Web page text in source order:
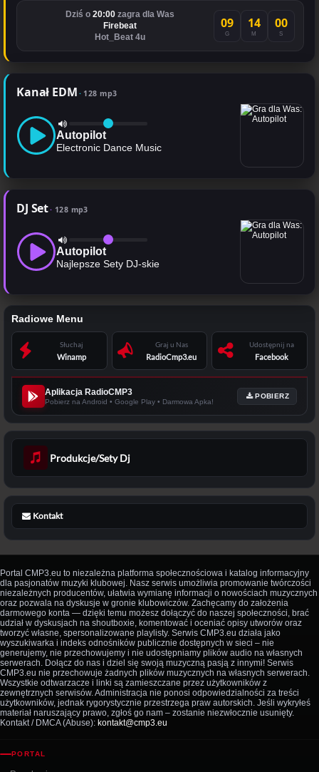
Dziś o 20:00zagra dla Was
Firebeat
Hot_Beat 4u
09
G
14
M
00
S
Kanał EDM 128 mp3
Autopilot
Electronic Dance Music
DJ Set 128 mp3
Autopilot
Najlepsze Sety DJ-skie
Radiowe Menu
Słuchaj
Winamp
Graj u Nas
RadioCmp3.eu
Udostępnij na
Facebook
Aplikacja RadioCMP3
Pobierz na Android • Google Play • Darmowa Apka!
POBIERZ
Produkcje/Sety Dj
Kontakt
Portal CMP3.eu to niezależna platforma społecznościowa i katalog informacyjny
dla pasjonatów muzyki klubowej. Nasz serwis umożliwia promowanie twórczości
niezależnych producentów, ułatwia wymianę informacji o nowościach muzycznych
oraz pozwala na dyskusje w gronie klubowiczów. Zachęcamy do założenia
darmowego konta — dzięki temu możesz dołączyć do naszej społeczności, brać
udział w dyskusjach na shoutboxie, komentować i oceniać opisy utworów oraz
tworzyć własne, spersonalizowane playlisty. Serwis CMP3.eu działa jako
wyszukiwarka i indeks odnośników publicznie dostępnych w sieci – nie
generujemy, nie przechowujemy i nie udostępniamy plików audio na własnych
serwerach. Dołącz do nas i dziel się swoją muzyczną pasją z innymi! Serwis
CMP3.eu nie przechowuje żadnych plików muzycznych na własnych serwerach.
Wszystkie odtwarzacze i linki są zamieszczane przez użytkowników z
zewnętrznych serwisów. Administracja nie ponosi odpowiedzialności za treści
użytkowników, jednak rygorystycznie przestrzega praw autorskich. Jeśli wykryłeś
materiał naruszający prawo, zgłoś go nam – zostanie niezwłocznie usunięty.
Kontakt / DMCA (Abuse): kontakt@cmp3.eu
PORTAL